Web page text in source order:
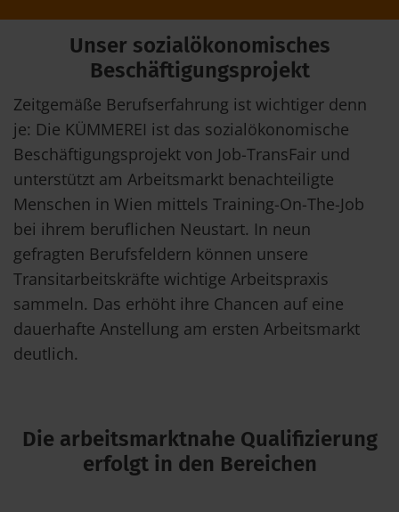
Unser sozialökonomisches
Beschäftigungsprojekt
Zeitgemäße Berufserfahrung ist wichtiger denn
je: Die KÜMMEREI ist das sozialökonomische
Beschäftigungsprojekt von Job-TransFair und
unterstützt am Arbeitsmarkt benachteiligte
Menschen in Wien mittels Training-On-The-Job
bei ihrem beruflichen Neustart. In neun
gefragten Berufsfeldern können unsere
Transitarbeitskräfte wichtige Arbeitspraxis
sammeln. Das erhöht ihre Chancen auf eine
dauerhafte Anstellung am ersten Arbeitsmarkt
deutlich.
Die arbeitsmarktnahe Qualifizierung
erfolgt in den Bereichen